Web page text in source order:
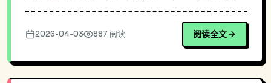
本地处理，适合重视隐私的中小团队HR和猎头顾问快速完
成初筛。
2026-04-03 887 阅读 阅读全文